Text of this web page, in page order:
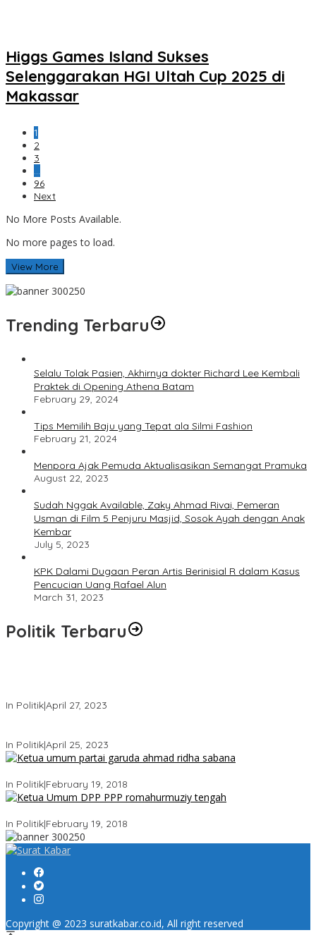
Higgs Games Island Sukses
Selenggarakan HGI Ultah Cup 2025 di
Makassar
1
2
3
…
96
Next
No More Posts Available.
No more pages to load.
View More
Trending Terbaru
Selalu Tolak Pasien, Akhirnya dokter Richard Lee Kembali
Praktek di Opening Athena Batam
February 29, 2024
Tips Memilih Baju yang Tepat ala Silmi Fashion
February 21, 2024
Menpora Ajak Pemuda Aktualisasikan Semangat Pramuka
August 22, 2023
Sudah Nggak Available, Zaky Ahmad Rivai, Pemeran
Usman di Film 5 Penjuru Masjid, Sosok Ayah dengan Anak
Kembar
July 5, 2023
KPK Dalami Dugaan Peran Artis Berinisial R dalam Kasus
Pencucian Uang Rafael Alun
March 31, 2023
Politik Terbaru
In Politik|April 27, 2023
In Politik|April 25, 2023
In Politik|February 19, 2018
In Politik|February 19, 2018
Copyright @ 2023 suratkabar.co.id, All right reserved